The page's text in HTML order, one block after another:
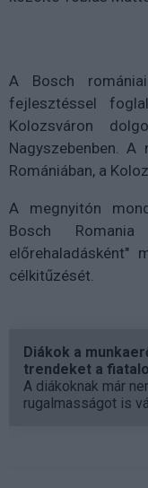
A Bosch
fejlesztéssel
Kolozsváron
Nagyszebenben.
Romániában, a
A megnyitón
Bosch
előrehaladásként"
célkitűzését.
Diákok a
trendeket a
A diákoknak már
rugalmasságot is